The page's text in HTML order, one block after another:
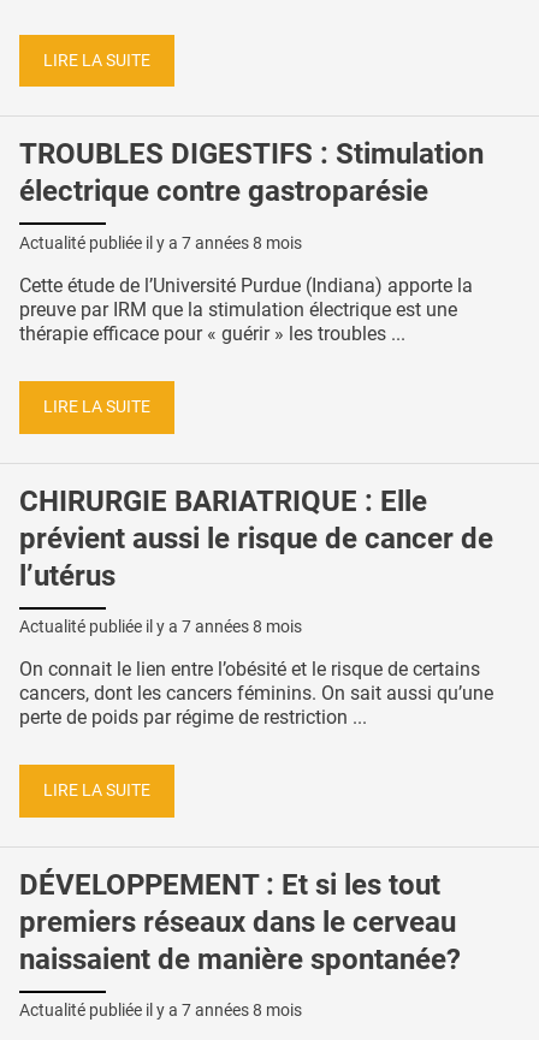
LIRE LA SUITE
TROUBLES DIGESTIFS : Stimulation
électrique contre gastroparésie
Actualité publiée il y a 7 années 8 mois
Cette étude de l’Université Purdue (Indiana) apporte la
preuve par IRM que la stimulation électrique est une
thérapie efficace pour « guérir » les troubles ...
LIRE LA SUITE
CHIRURGIE BARIATRIQUE : Elle
prévient aussi le risque de cancer de
l’utérus
Actualité publiée il y a 7 années 8 mois
On connait le lien entre l’obésité et le risque de certains
cancers, dont les cancers féminins. On sait aussi qu’une
perte de poids par régime de restriction ...
LIRE LA SUITE
DÉVELOPPEMENT : Et si les tout
premiers réseaux dans le cerveau
naissaient de manière spontanée?
Actualité publiée il y a 7 années 8 mois